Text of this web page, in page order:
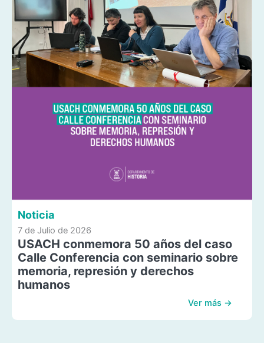
Noticia
7 de Julio de 2026
USACH conmemora 50 años del caso
Calle Conferencia con seminario sobre
memoria, represión y derechos
humanos
Ver más →